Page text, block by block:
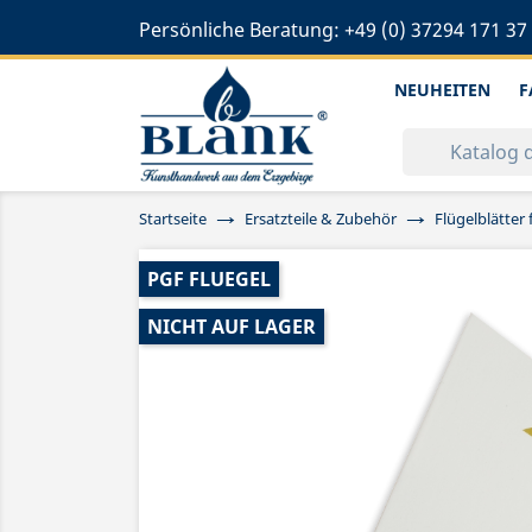
Persönliche Beratung: +49 (0) 37294 171 37
NEUHEITEN
Startseite Ersatzteile & Zubehör Flügelblätter
PGF FLUEGEL
NICHT AUF LAGER